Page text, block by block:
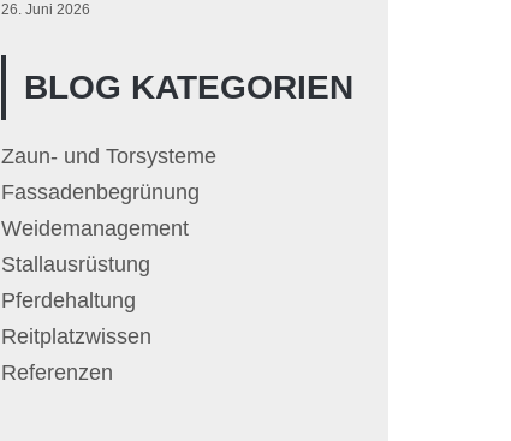
26. Juni 2026
BLOG KATEGORIEN
Zaun- und Torsysteme
Fassadenbegrünung
Weidemanagement
Stallausrüstung
Pferdehaltung
Reitplatzwissen
Referenzen